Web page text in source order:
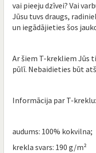
vai pieeju dzīvei? Vai
Jūsu tuvs draugs,
un iegādājieties šos
Ar šiem T-krekliem Jūs
pūlī. Nebaidieties būt
Informācija par T-kreklu​:
audums: 100% kokvilna;
krekla svars: 190 g/m²